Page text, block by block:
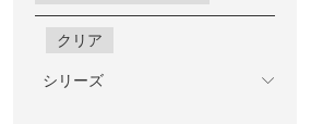
クリア
シリーズ